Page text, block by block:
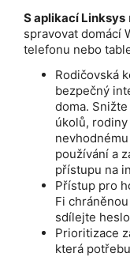
S aplikací Linksys
spravovat domácí
telefonu nebo
Rodičovská
bezpečný
doma.
úkolů,
používání a
přístupu na
Přístup pro
Fi
sdílejte
Prioritizace
která